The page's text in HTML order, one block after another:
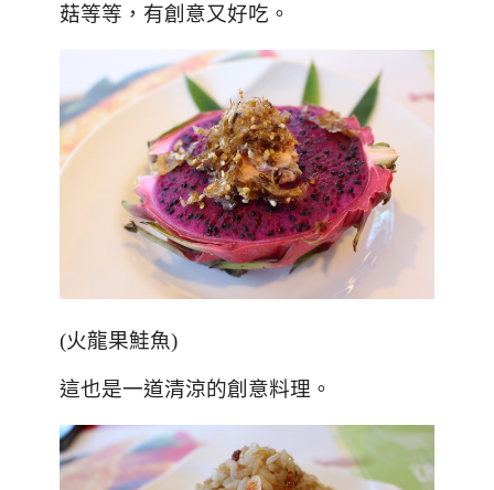
菇等等，有創意又好吃。
(火龍果鮭魚)
這也是一道清涼的創意料理。